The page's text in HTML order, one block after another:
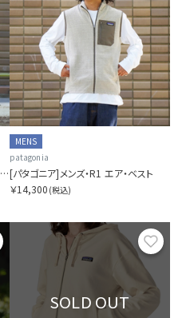
[パタゴニア]ウィメンズ・R1 エア・ジャケット
MENS
patagonia
[パタゴニア]メンズ・R1 エア・ベスト
￥14,300 (税込)
お気に入り
SOLD OUT